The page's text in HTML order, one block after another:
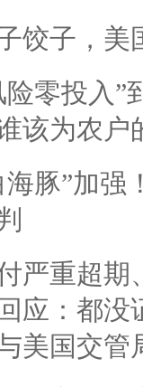
饺子，美
险零投入”
该为农户
海豚”加强
严重超期
应：都没
美国交管